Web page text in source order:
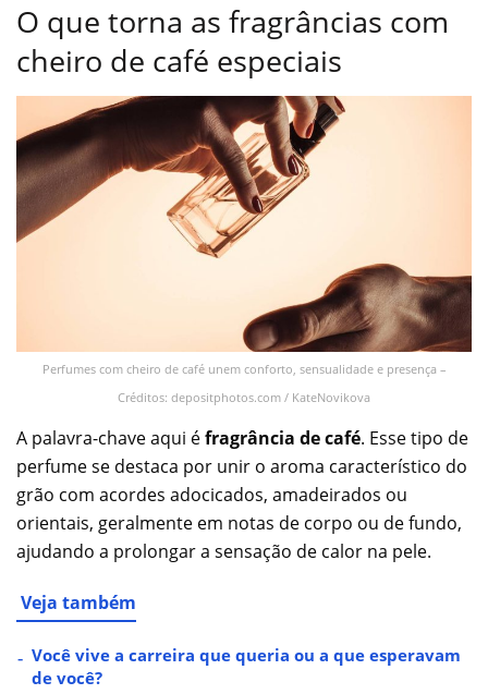
O que torna as fragrâncias com
cheiro de café especiais
Perfumes com cheiro de café unem conforto, sensualidade e presença –
Créditos: depositphotos.com / KateNovikova
A palavra-chave aqui éfragrância de café. Esse tipo de
perfume se destaca por unir o aroma característico do
grão com acordes adocicados, amadeirados ou
orientais, geralmente em notas de corpo ou de fundo,
ajudando a prolongar a sensação de calor na pele.
Veja também
Você vive a carreira que queria ou a que esperavam
de você?